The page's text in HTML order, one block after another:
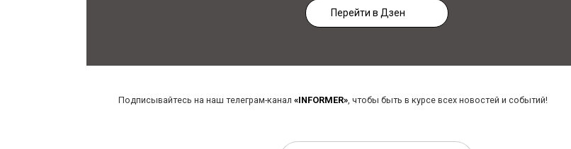
Перейти в Дзен
Подписывайтесь на наш телеграм-канал «INFORMER», чтобы быть в курсе всех новостей и событий!